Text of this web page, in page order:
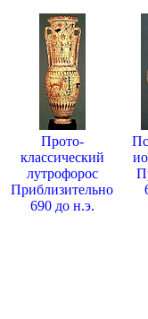
Прото-
классический
лутрофорос
Приблизительно
690 до н.э.